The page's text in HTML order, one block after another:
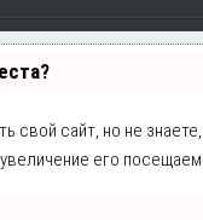
свой сайт, но не
его